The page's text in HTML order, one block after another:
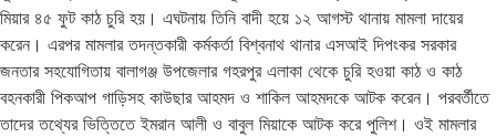
মিয়ার ৪৫ ফুট কাঠ চুরি হয়। এঘটনায় তিনি বাদী হয়ে ১২ আগস্ট থানায় মামলা দায়ের
করেন। এরপর মামলার তদন্তকারী কর্মকর্তা বিশ্বনাথ থানার এসআই দিপংকর সরকার
জনতার সহযোগিতায় বালাগঞ্জ উপজেলার গহরপুর এলাকা থেকে চুরি হওয়া কাঠ ও কাঠ
বহনকারী পিকআপ গাড়িসহ কাউছার আহমদ ও শাকিল আহমদকে আটক করেন। পরবর্তীতে
তাদের তথ্যের ভিত্তিতে ইমরান আলী ও বাবুল মিয়াকে আটক করে পুলিশ। ওই মামলার